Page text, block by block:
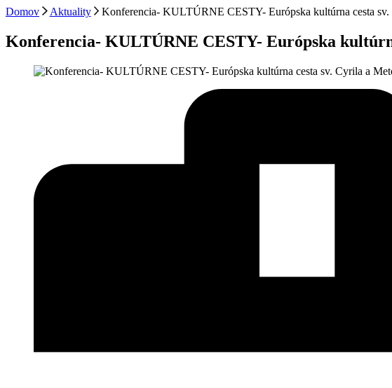
Domov Aktuality Konferencia- KULTÚRNE CESTY- Európska kultúrna cesta sv.
Konferencia- KULTÚRNE CESTY- Európska